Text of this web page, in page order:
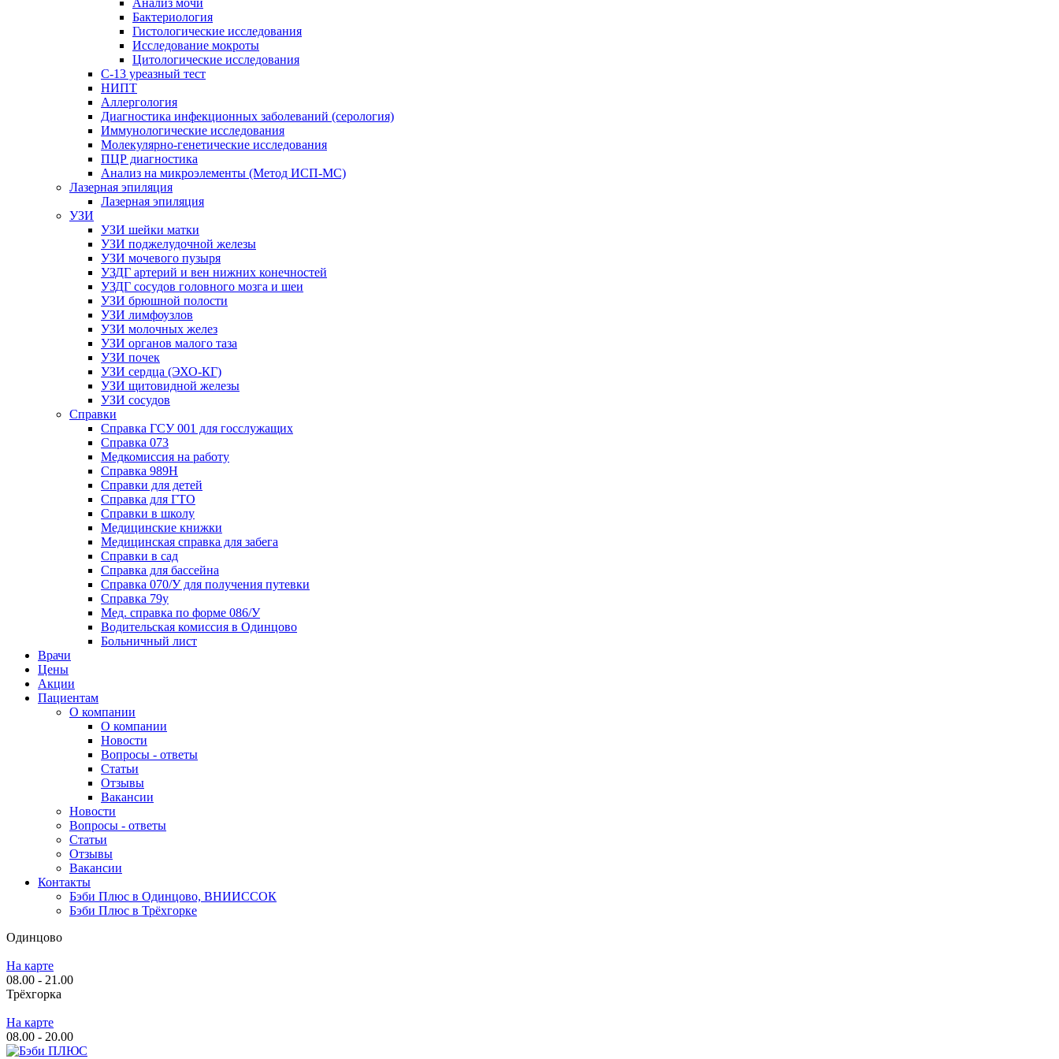
Анализ мочи
Бактериология
Гистологические исследования
Исследование мокроты
Цитологические исследования
С-13 уреазный тест
НИПТ
Аллергология
Диагностика инфекционных заболеваний (серология)
Иммунологические исследования
Молекулярно-генетические исследования
ПЦР диагностика
Анализ на микроэлементы (Метод ИСП-МС)
Лазерная эпиляция
Лазерная эпиляция
УЗИ
УЗИ шейки матки
УЗИ поджелудочной железы
УЗИ мочевого пузыря
УЗДГ артерий и вен нижних конечностей
УЗДГ сосудов головного мозга и шеи
УЗИ брюшной полости
УЗИ лимфоузлов
УЗИ молочных желез
УЗИ органов малого таза
УЗИ почек
УЗИ сердца (ЭХО-КГ)
УЗИ щитовидной железы
УЗИ сосудов
Справки
Справка ГСУ 001 для госслужащих
Справка 073
Медкомиссия на работу
Справка 989Н
Справки для детей
Справка для ГТО
Справки в школу
Медицинские книжки
Медицинская справка для забега
Справки в сад
Справка для бассейна
Справка 070/У для получения путевки
Справка 79у
Мед. справка по форме 086/У
Водительская комиссия в Одинцово
Больничный лист
Врачи
Цены
Акции
Пациентам
О компании
О компании
Новости
Вопросы - ответы
Статьи
Отзывы
Вакансии
Новости
Вопросы - ответы
Статьи
Отзывы
Вакансии
Контакты
Бэби Плюс в Одинцово, ВНИИССОК
Бэби Плюс в Трёхгорке
Одинцово
На карте
08.00 - 21.00
Трёхгорка
На карте
08.00 - 20.00